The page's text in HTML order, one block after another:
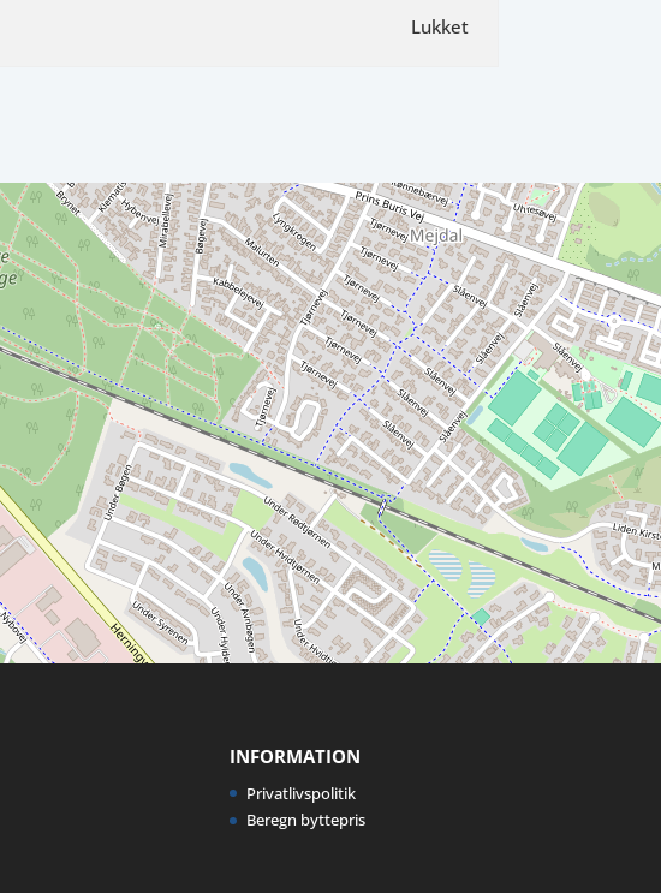
Lukket
INFORMATION
Privatlivspolitik
Beregn byttepris